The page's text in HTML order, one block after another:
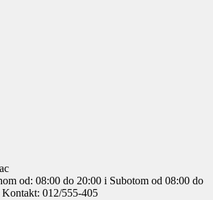
od: 08:00 do 20:00 i Subotom od 08:00 do
Kontakt: 012/555-405